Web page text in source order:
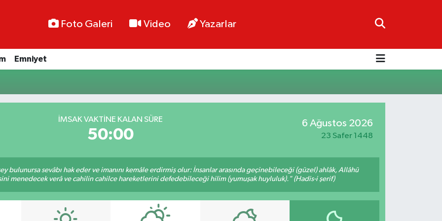
Foto Galeri Video Yazarlar
Emniyet
İMSAK VAKTINE KALAN SÜRE
50:00
6 Ağustos 2026
23 Safer 1448
bulunursa sevâbı hak eder ve imanını kemâle erdirmiş olur: İnsanlar arasında geçinebileceği (güzel) ahlâk, Allâhü
menedecek verâ ve cahilin cahilce hareketlerini defedebileceği hilim (yumuşak huyluluk)." (Hadis-i şerif)